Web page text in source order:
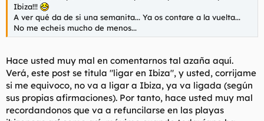
Ibiza!!!
A ver qué da de si una semanita... Ya os contare a la vuelta...
No me echeis mucho de menos...
Hace usted muy mal en comentarnos tal azaña aquí.
Verá, este post se titula "ligar en Ibiza", y usted, corrijame
si me equivoco, no va a ligar a Ibiza, ya va ligada (según
sus propias afirmaciones). Por tanto, hace usted muy mal
recordandonos que va a refuncilarse en las playas